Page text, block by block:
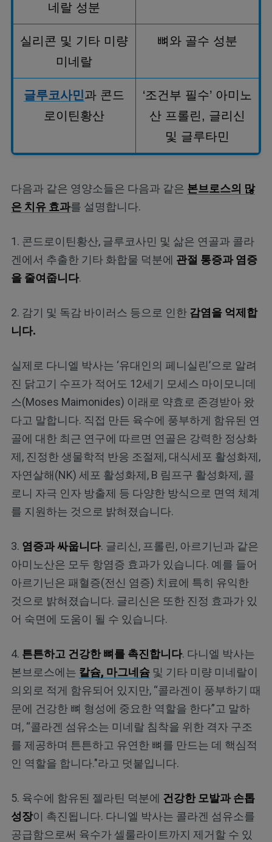
네랄 성분
실리콘 및 기타 미량
미네랄
뼈와 골수 성분
글루코사민과 콘드
로이틴황산
‘조건부 필수’ 아미노
산 프롤린 , 글리신
및 글루타민
다음과 같은 영양소들은 다음과 같은 본브로스의 많
은 치유 효과를 설명합니다.
1. 콘드로이틴황산, 글루코사민 및 삶은 연골과 콜라
겐에서 추출한 기타 화합물 덕분에 관절 통증과 염증
을 줄여줍니다.
2. 감기 및 독감 바이러스 등으로 인한 감염을 억제합
니다.
실제로 다니엘 박사는 ‘유대인의 페니실린’으로 알려
진 닭고기 수프가 적어도 12세기 모세스 마이모니데
스(Moses Maimonides) 이래로 약효로 존경받아 왔
다고 말합니다. 직접 만든 육수에 풍부하게 함유된 연
골에 대한 최근 연구에 따르면 연골은 강력한 정상화
제, 진정한 생물학적 반응 조절제, 대식세포 활성화제,
자연살해(NK) 세포 활성화제, B 림프구 활성화제, 콜
로니 자극 인자 방출제 등 다양한 방식으로 면역 체계
를 지원하는 것으로 밝혀졌습니다.
3. 염증과 싸웁니다. 글리신, 프롤린, 아르기닌과 같은
아미노산은 모두 항염증 효과가 있습니다. 예를 들어
아르기닌은 패혈증(전신 염증) 치료에 특히 유익한
것으로 밝혀졌습니다. 글리신은 또한 진정 효과가 있
어 숙면에 도움이 될 수 있습니다.
4. 튼튼하고 건강한 뼈를 촉진합니다. 다니엘 박사는
본브로스에는 칼슘, 마그네슘및 기타 미량 미네랄이
의외로 적게 함유되어 있지만, “콜라겐이 풍부하기 때
문에 건강한 뼈 형성에 중요한 역할을 한다”고 말하
며, “콜라겐 섬유소는 미네랄 침착을 위한 격자 구조
를 제공하며 튼튼하고 유연한 뼈를 만드는 데 핵심적
인 역할을 합니다."라고 덧붙입니다.
5. 육수에 함유된 젤라틴 덕분에 건강한 모발과 손톱
성장이 촉진됩니다. 다니엘 박사는 콜라겐 섬유소를
공급함으로써 육수가 셀룰라이트까지 제거할 수 있